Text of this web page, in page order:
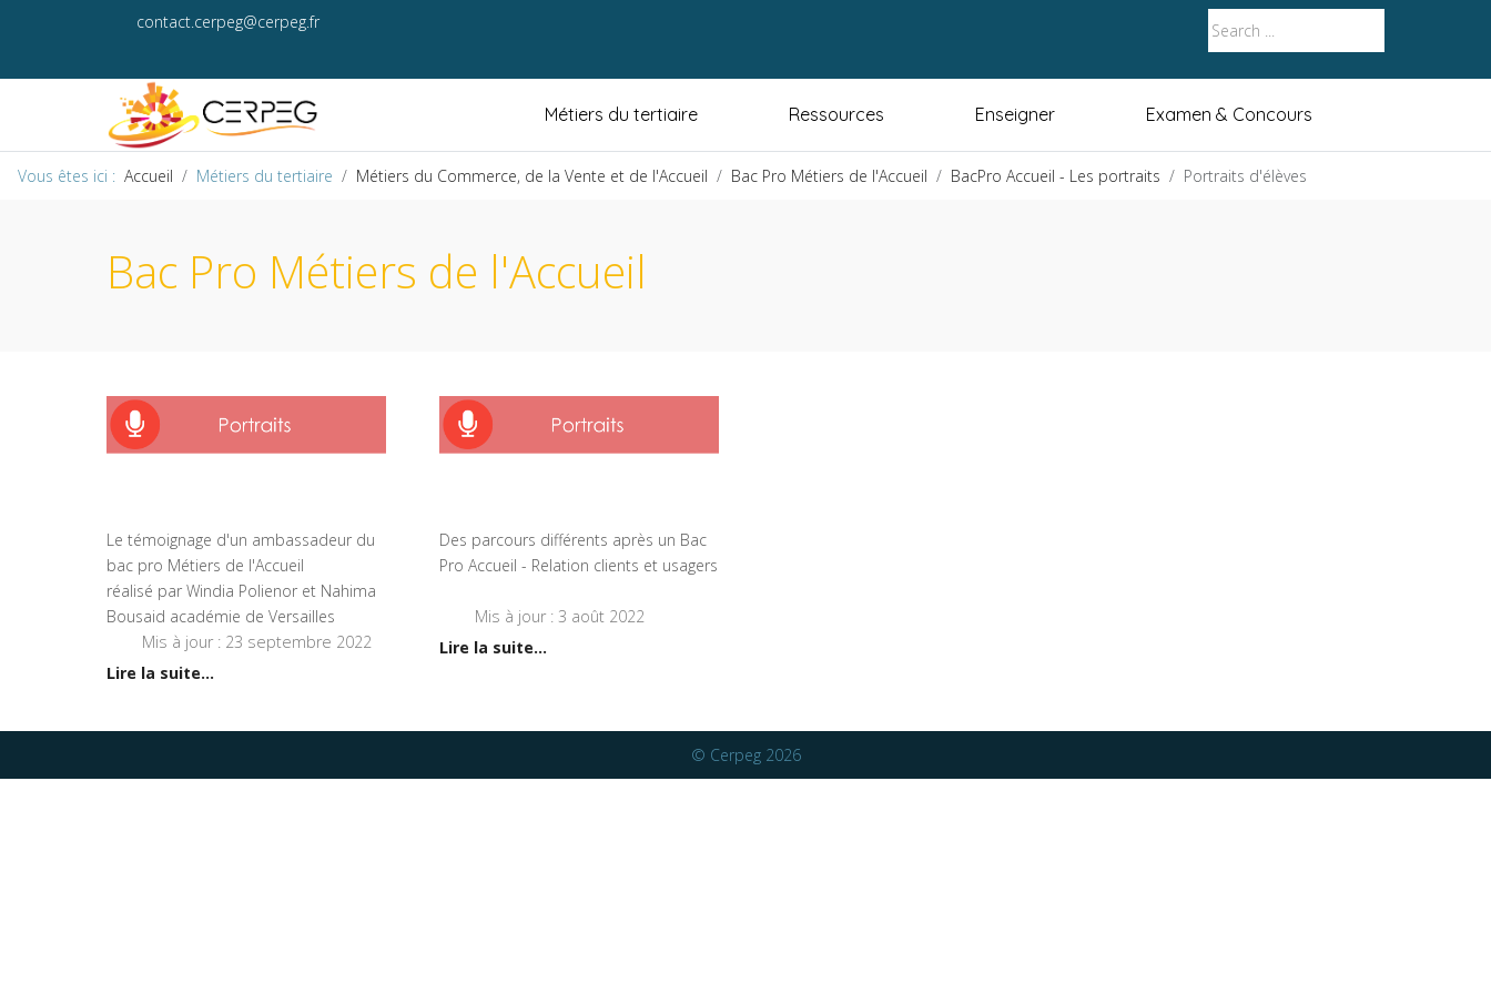
contact.cerpeg@cerpeg.fr
Métiers du tertiaire Ressources Enseigner Examen & Concours
Vous êtes ici : Accueil Métiers du tertiaire Métiers du Commerce, de la Vente et de l'Accueil Bac Pro Métiers de l'Accueil BacPro Accueil - Les portraits Portraits d'élèves
Bac Pro Métiers de l'Accueil
Le témoignage d'un ambassadeur du
bac pro Métiers de l'Accueil
réalisé par Windia Polienor et Nahima
Bousaid académie de Versailles
Mis à jour : 23 septembre 2022
Lire la suite...
Des parcours différents après un Bac
Pro Accueil - Relation clients et usagers
Mis à jour : 3 août 2022
Lire la suite...
© Cerpeg 2026